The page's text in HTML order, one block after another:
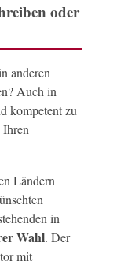
oder
anderen
Auch in
kompetent zu
Ländern
in
Wahl. Der
mit